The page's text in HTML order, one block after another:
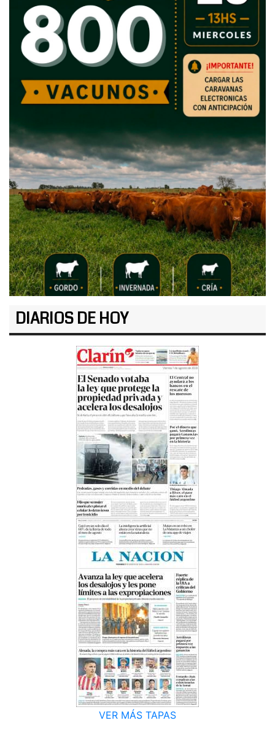
DIARIOS DE HOY
VER MÁS TAPAS